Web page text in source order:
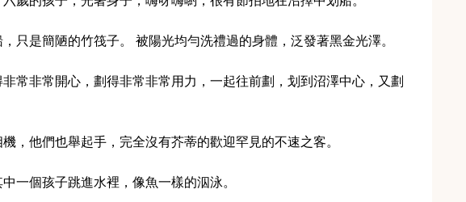
，只是簡陋的竹筏子。 被陽光均勻洗禮過的身體，泛發著黑金光澤。
常非常開心，劃得非常非常用力，一起往前劃，划到沼澤中心，又劃
，他們也舉起手，完全沒有芥蒂的歡迎罕見的不速之客。
一個孩子跳進水裡，像魚一樣的泅泳。